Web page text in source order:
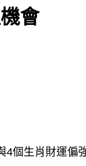
會
個生肖財運偏